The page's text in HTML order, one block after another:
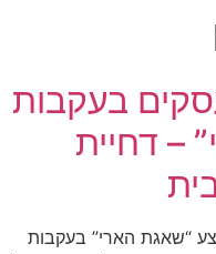
בעקבות
– דחיית
“שאגת הארי” בעקבות